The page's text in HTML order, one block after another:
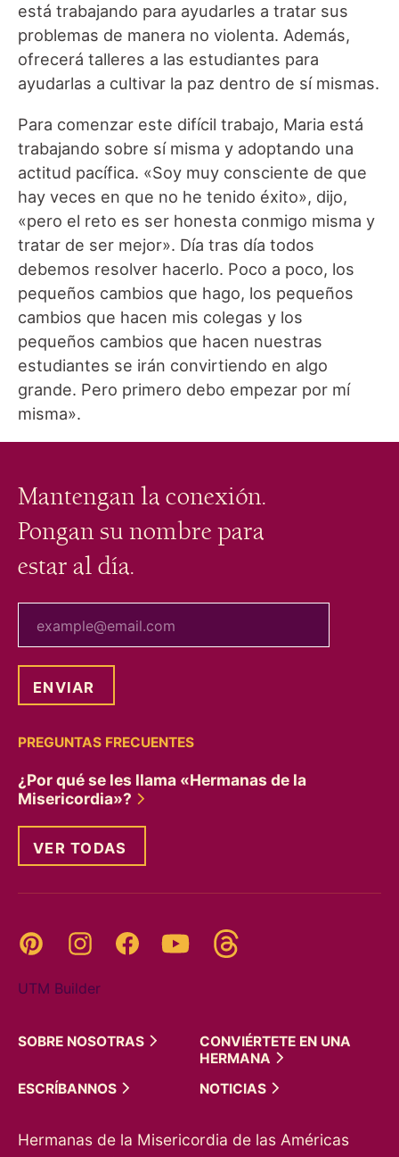
está trabajando para ayudarles a tratar sus
problemas de manera no violenta. Además,
ofrecerá talleres a las estudiantes para
ayudarlas a cultivar la paz dentro de sí mismas.
Para comenzar este difícil trabajo, Maria está
trabajando sobre sí misma y adoptando una
actitud pacífica. «Soy muy consciente de que
hay veces en que no he tenido éxito», dijo,
«pero el reto es ser honesta conmigo misma y
tratar de ser mejor». Día tras día todos
debemos resolver hacerlo. Poco a poco, los
pequeños cambios que hago, los pequeños
cambios que hacen mis colegas y los
pequeños cambios que hacen nuestras
estudiantes se irán convirtiendo en algo
grande. Pero primero debo empezar por mí
misma».
Mantengan la conexión.
Pongan su nombre para
estar al día.
PREGUNTAS FRECUENTES
¿Por qué se les llama «Hermanas de la
Misericordia»?
VER TODAS
Pinterest InstagramFacebookYouTube
UTM Builder
SOBRE NOSOTRAS
CONVIÉRTETE EN UNA
HERMANA
ESCRÍBANNOS
NOTICIAS
Hermanas de la Misericordia de las Américas